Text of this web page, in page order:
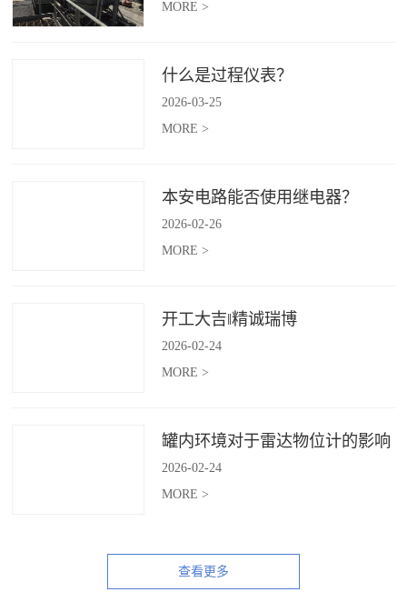
MORE >
什么是过程仪表？
2026-03-25
MORE >
本安电路能否使用继电器？
2026-02-26
MORE >
开工大吉‖精诚瑞博
2026-02-24
MORE >
罐内环境对于雷达物位计的影响
2026-02-24
MORE >
查看更多